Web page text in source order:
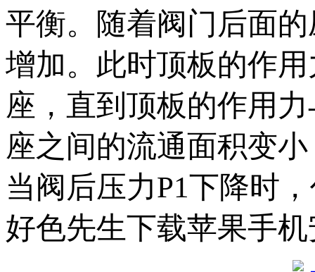
平衡。随着阀门后面
增加。此时顶板的作
座，直到顶板的作用
座之间的流通面积变小，
当阀后压力P1下降时
好色先生下载苹果手机